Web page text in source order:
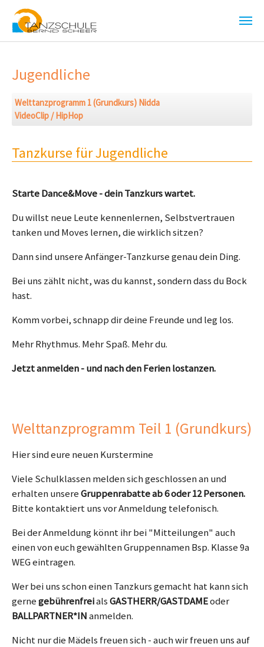
Jugendliche
Welttanzprogramm 1 (Grundkurs) Nidda
VideoClip / HipHop
Tanzkurse für Jugendliche
Starte Dance&Move - dein Tanzkurs wartet.
Du willst neue Leute kennenlernen, Selbstvertrauen
tanken und Moves lernen, die wirklich sitzen?
Dann sind unsere Anfänger-Tanzkurse genau dein Ding.
Bei uns zählt nicht, was du kannst, sondern dass du Bock
hast.
Komm vorbei, schnapp dir deine Freunde und leg los.
Mehr Rhythmus. Mehr Spaß. Mehr du.
Jetzt anmelden - und nach den Ferien lostanzen.
Welttanzprogramm Teil 1 (Grundkurs)
Hier sind eure neuen Kurstermine
Viele Schulklassen melden sich geschlossen an und
erhalten unsereGruppenrabatte ab 6 oder 12 Personen.
Bitte kontaktiert uns vor Anmeldung telefonisch.
Bei der Anmeldung könnt ihr bei "Mitteilungen" auch
einen von euch gewählten Gruppennamen Bsp. Klasse 9a
WEG eintragen.
Wer bei uns schon einen Tanzkurs gemacht hat kann sich
gernegebührenfreialsGASTHERR/GASTDAMEoder
BALLPARTNER*INanmelden.
Nicht nur die Mädels freuen sich - auch wir freuen uns auf